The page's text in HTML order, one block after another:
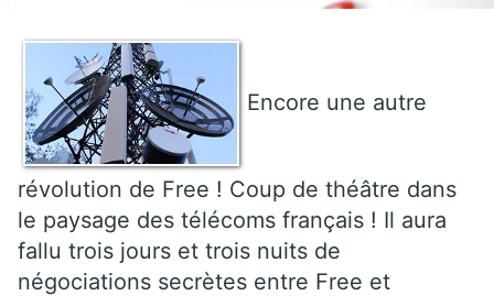
Encore une autre
révolution de Free ! Coup de théâtre dans
le paysage des télécoms français ! Il aura
fallu trois jours et trois nuits de
négociations secrètes entre Free et